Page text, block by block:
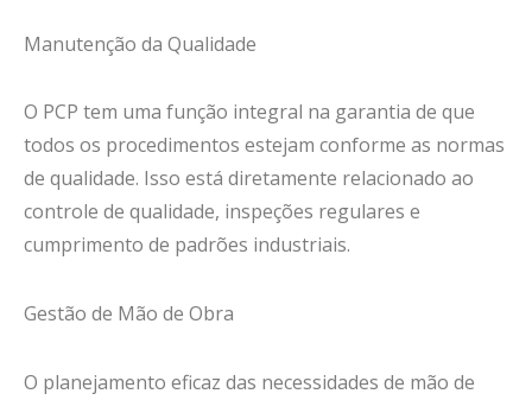
Manutenção da Qualidade
O PCP tem uma função integral na garantia de que
todos os procedimentos estejam conforme as normas
de qualidade. Isso está diretamente relacionado ao
controle de qualidade, inspeções regulares e
cumprimento de padrões industriais.
Gestão de Mão de Obra
O planejamento eficaz das necessidades de mão de